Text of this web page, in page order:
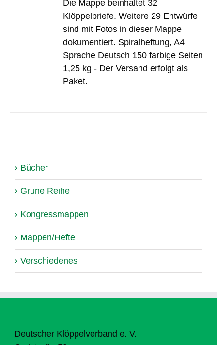
Die Mappe beinhaltet 32
Klöppelbriefe. Weitere 29 Entwürfe
sind mit Fotos in dieser Mappe
dokumentiert. Spiralheftung, A4
Sprache Deutsch 150 farbige Seiten
1,25 kg - Der Versand erfolgt als
Paket.
Bücher
Grüne Reihe
Kongressmappen
Mappen/Hefte
Verschiedenes
Deutscher Klöppelverband e. V.